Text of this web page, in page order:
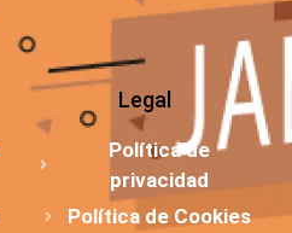
Legal
Política de
privacidad
Política de Cookies